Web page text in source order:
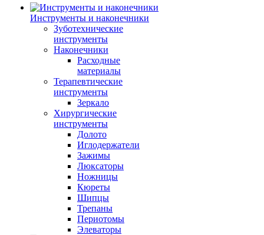
Инструменты и наконечники
Зуботехнические
инструменты
Наконечники
Расходные
материалы
Терапевтические
инструменты
Зеркало
Хирургические
инструменты
Долото
Иглодержатели
Зажимы
Люксаторы
Ножницы
Кюреты
Шипцы
Трепаны
Периотомы
Элеваторы